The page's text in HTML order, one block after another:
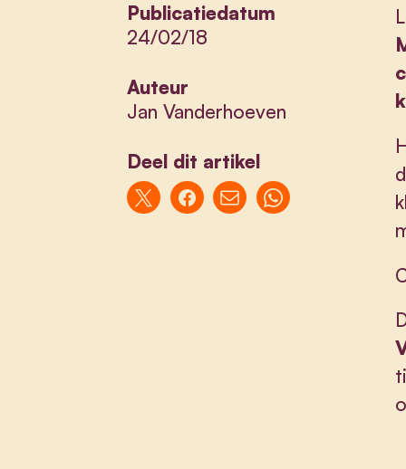
Publicatiedatum
24/02/18
Auteur
Jan Vanderhoeven
Deel dit artikel